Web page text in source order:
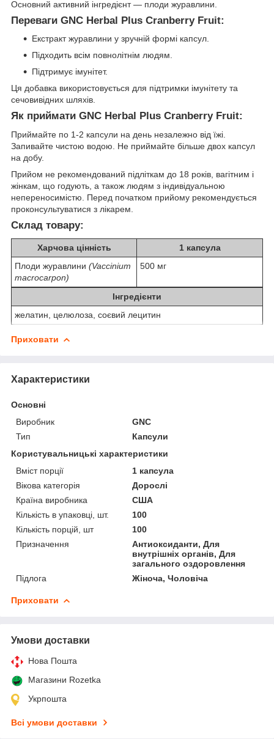
Основний активний інгредієнт — плоди журавлини.
Переваги GNC Herbal Plus Cranberry Fruit:
Екстракт журавлини у зручній формі капсул.
Підходить всім повнолітнім людям.
Підтримує імунітет.
Ця добавка використовується для підтримки імунітету та
сечовивідних шляхів.
Як приймати GNC Herbal Plus Cranberry Fruit:
Приймайте по 1-2 капсули на день незалежно від їжі.
Запивайте чистою водою. Не приймайте більше двох капсул
на добу.
Прийом не рекомендований підліткам до 18 років, вагітним і
жінкам, що годують, а також людям з індивідуальною
непереносимістю. Перед початком прийому рекомендується
проконсультуватися з лікарем.
Склад товару:
Харчова цінність
1 капсула
Плоди журавлини (Vaccinium
macrocarpon)
500 мг
Інгредієнти
желатин, целюлоза, соєвий лецитин
Приховати
Характеристики
Основні
Виробник
GNC
Тип
Капсули
Користувальницькі характеристики
Вміст порції
1 капсула
Вікова категорія
Дорослі
Країна виробника
США
Кількість в упаковці, шт.
100
Кількість порцій, шт
100
Призначення
Антиоксиданти, Для
внутрішніх органів, Для
загального оздоровлення
Підлога
Жіноча, Чоловіча
Приховати
Умови доставки
Нова Пошта
Магазини Rozetka
Укрпошта
Всі умови доставки